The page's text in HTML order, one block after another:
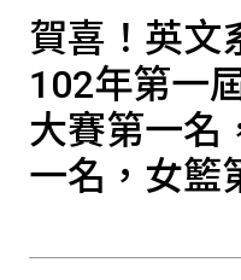
賀喜！英文
102年第一
大賽第一名
一名，女籃